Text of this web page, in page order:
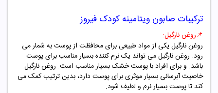
ترکیبات صابون ویتامینه کودک فیروز
📌روغن نارگیل:
روغن نارگیل یکی از مواد طبیعی برای محافظت از پوست به شمار می
رود. روغن نارگیل می تواند یک نرم کننده بسیار مناسب برای پوست
باشد. و برای افراد با پوست خشک بسیار مناسب است. روغن نارگیل
خاصیت آبرسانی بسیار موثری برای پوست دارد، بدین ترتیب کمک می
کند تا پوست بسیار نرم و لطیف شود.